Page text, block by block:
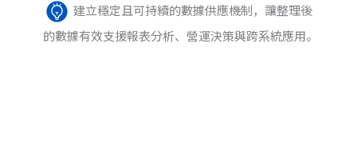
建立穩定且可持續的數據供應機制，讓整理後
的數據有效支援報表分析、營運決策與跨系統應用。